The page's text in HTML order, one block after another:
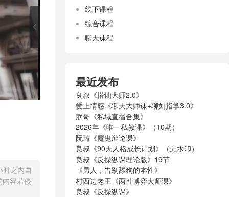
之内自
容若侵
线下课程
综合课程
聊天课程
最近发布
良叔《搭讪大师2.0》
爱上情感《聊天大师课+聊如指掌3.0》
朕哥《私域直播合集》
2026年《唯一私教课》（10期）
阮琦《魔鬼辩论课》
良叔《90天人格成长计划》（无水印）
良叔《反操纵课理论版》19节
《男人，告别舔狗的本性》
村西边老王《两性博弈大师课》
良叔《反操纵课》